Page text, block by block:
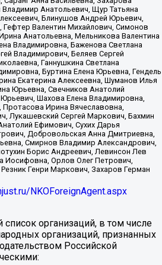
Владимир Анатольевич, Щур Татьяна
Блинушов Андрей Юрьевич,
Гефтер Валентин Михайлович, Симонов
Анатольевна, Мельникова Валентина
Владимировна, Баженова Светлана
Владимирович, Беляев Сергей
Ганнушкина Светлана
Буртина Елена Юрьевна, Гендель
Екатерина Алексеевна, Шуманов Илья
Юрьевна, Свечников Анатолий
Шахова Елена Владимировна,
Ирина Вячеславовна,
Лукашевский Сергей Маркович, Бахмин
Ефимович, Сухих Дарья
Добровольская Анна Дмитриевна,
Смирнов Владимир Александрович,
Борис Андреевич, Левинсон Лев
Иосифовна, Орлов Олег Петрович,
Генри Маркович, Захаров Герман
NKOForeignAgent.aspx
организаций, в том числе
организаций, признанных
Российской